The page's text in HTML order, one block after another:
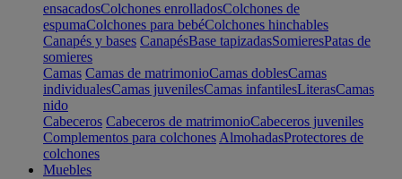
ensacadosColchones enrolladosColchones de
espumaColchones para bebéColchones hinchables
Canapés y bases CanapésBase tapizadasSomieresPatas de
somieres
Camas Camas de matrimonioCamas doblesCamas
individualesCamas juvenilesCamas infantilesLiterasCamas
nido
Cabeceros Cabeceros de matrimonioCabeceros juveniles
Complementos para colchones AlmohadasProtectores de
colchones
Muebles